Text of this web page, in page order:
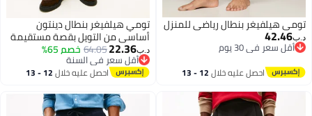
تومي هيلفيغر بنطال رياضي للمنزل
د.ب‏42.46
أقل سعر في 30 يوم
أقل سعر في 30 يوم
احصل عليه خلال 12 - 13
اغسطس
تومي هيلفيغر بنطال دينتون
أساسي من التويل بقصة مستقيمة
د.ب‏22.36
64.05خصم 65%
أقل سعر في السنة
أقل سعر في السنة
احصل عليه خلال 12 - 13
اغسطس